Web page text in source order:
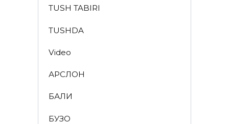
TUSH TABIRI
TUSHDA
Video
АРСЛОН
БАЛИҚ
БУЗОҚ